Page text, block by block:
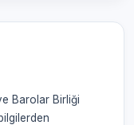
Barolar Birliği